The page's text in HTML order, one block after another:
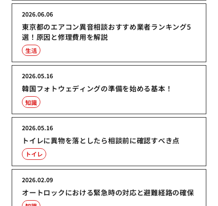
東京都のエアコン異音相談おすすめ業者ランキング5
選！原因と修理費用を解説
2026.06.06
生活
韓国フォトウェディングの準備を始める基本！
2026.05.16
知識
トイレに異物を落としたら相談前に確認すべき点
2026.05.16
トイレ
オートロックにおける緊急時の対応と避難経路の確保
2026.02.09